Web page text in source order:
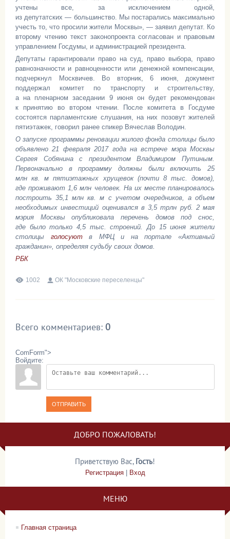
учтены все, за исключением одной,
из депутатских — большинство. Мы постарались максимально
учесть то, что просили жители Москвы», — заявил депутат. Ко
второму чтению текст законопроекта согласован и правовым
управлением Госдумы, и администрацией президента.
Депутаты гарантировали право на суд, право выбора, право
равнозначности и равноценности или денежной компенсации,
подчеркнул Москвичев. Во вторник, 6 июня, документ
поддержал комитет по транспорту и строительству,
а на пленарном заседании 9 июня он будет рекомендован
к принятию во втором чтении. После комитета в Госдуме
состоятся парламентские слушания, на них позовут жителей
пятиэтажек, говорил ранее спикер Вячеслав Володин.
О запуске программы реновации жилого фонда столицы было
объявлено 21 февраля 2017 года на встрече мэра Москвы
Сергея Собянина с президентом Владимиром Путиным.
Первоначально в программу должны были включить 25
млн кв. м пятиэтажных хрущевок (почти 8 тыс. домов),
где проживают 1,6 млн человек. На их месте планировалось
построить 35,1 млн кв. м с учетом очередников, а объем
необходимых инвестиций оценивался в 3,5 трлн руб. 2 мая
мэрия Москвы опубликовала перечень домов под снос,
где было только 4,5 тыс. строений. До 15 июня жители
столицы голосуютв МФЦ и на портале «Активный
гражданин», определяя судьбу своих домов.
РБК
1002 ОК "Московские переселенцы"
Всего комментариев: 0
ComForm">
Войдите:
ОТПРАВИТЬ
ДОБРО ПОЖАЛОВАТЬ!
Приветствую Вас, Гость!
Регистрация| Вход
МЕНЮ
Главная страница